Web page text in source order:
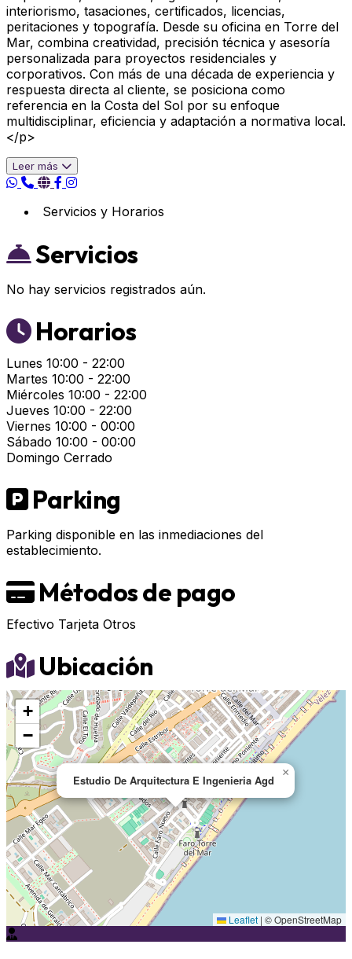
interiorismo, tasaciones, certificados, licencias,
peritaciones y topografía. Desde su oficina en Torre del
Mar, combina creatividad, precisión técnica y asesoría
personalizada para proyectos residenciales y
corporativos. Con más de una década de experiencia y
respuesta directa al cliente, se posiciona como
referencia en la Costa del Sol por su enfoque
multidisciplinar, eficiencia y adaptación a normativa local.
</p>
Leer más
Servicios y Horarios
Servicios
No hay servicios registrados aún.
Horarios
Lunes 10:00 - 22:00
Martes 10:00 - 22:00
Miércoles 10:00 - 22:00
Jueves 10:00 - 22:00
Viernes 10:00 - 00:00
Sábado 10:00 - 00:00
Domingo Cerrado
Parking
Parking disponible en las inmediaciones del
establecimiento.
Métodos de pago
Efectivo Tarjeta Otros
Ubicación
Estudio De Arquitectura E Ingenieria Agd
×
+
−
Leaflet | © OpenStreetMap